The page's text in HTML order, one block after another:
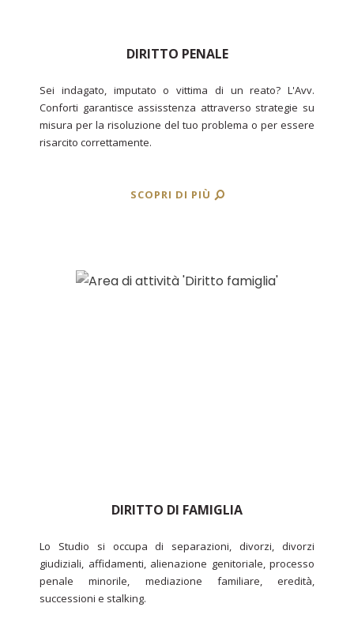
DIRITTO PENALE
Sei indagato, imputato o vittima di un reato? L'Avv.
Conforti garantisce assisstenza attraverso strategie su
misura per la risoluzione del tuo problema o per essere
risarcito correttamente.
SCOPRI DI PIÙ
DIRITTO DI FAMIGLIA
Lo Studio si occupa di separazioni, divorzi, divorzi
giudiziali, affidamenti, alienazione genitoriale, processo
penale minorile, mediazione familiare, eredità,
successioni e stalking.